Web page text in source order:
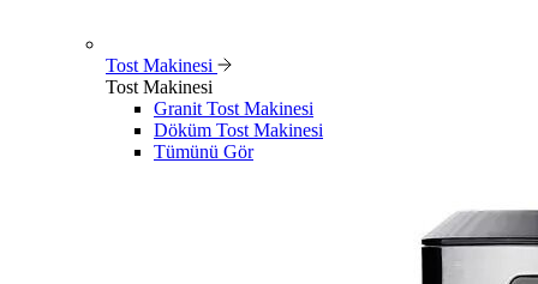
Tost Makinesi
Tost Makinesi
Granit Tost Makinesi
Döküm Tost Makinesi
Tümünü Gör